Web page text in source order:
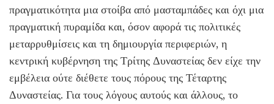
πραγματικότητα μια στοίβα από μασταμπάδες και όχι μια
πραγματική πυραμίδα και, όσον αφορά τις πολιτικές
μεταρρυθμίσεις και τη δημιουργία περιφεριών, η
κεντρική κυβέρνηση της Τρίτης Δυναστείας δεν είχε την
εμβέλεια ούτε διέθετε τους πόρους της Τέταρτης
Δυναστείας. Για τους λόγους αυτούς και άλλους, το